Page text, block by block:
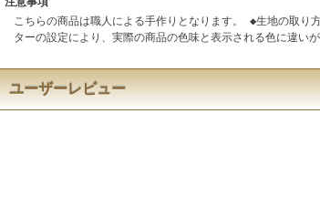
こちらの商品は職人による手作りとなります。 ◆生地の取
ターの設定により、実際の商品の色味と表示される色に違い
ユーザーレビュー